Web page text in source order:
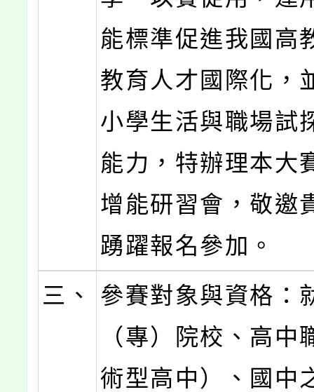
能標準促進我國高
教育人才國際化，
小學生活與職場試
能力，特辦理本大
增能研習會，敬邀
踴躍報名參加。
三、
參賽對象與資格：
（專）院校、高中
術型高中）、國中